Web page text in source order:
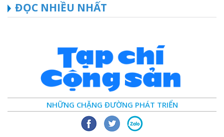
ĐỌC NHIỀU NHẤT
NHỮNG CHẶNG ĐƯỜNG PHÁT TRIỂN